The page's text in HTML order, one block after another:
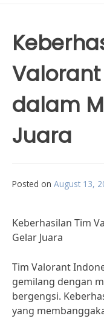
dalam
Juara
Posted on August 13,
Keberhasilan Tim
Gelar Juara
Tim Valorant
gemilang dengan
bergengsi.
yang